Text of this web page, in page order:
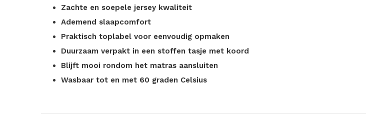
Zachte en soepele jersey kwaliteit
Ademend slaapcomfort
Praktisch toplabel voor eenvoudig opmaken
Duurzaam verpakt in een stoffen tasje met koord
Blijft mooi rondom het matras aansluiten
Wasbaar tot en met 60 graden Celsius